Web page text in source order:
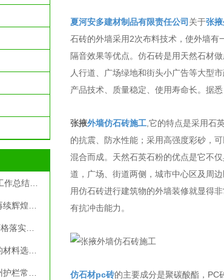
夏河安多建材制品有限责任公司 关于张
石砖的外墙采用2次布料技术，使外墙有
隔音效果等优点。仿石砖是用天然石材
人行道、广场绿地和街头小广告等大型
产品技术、质量稳定、使用寿命长。据
张掖外墙仿石砖施工 ,它的特点是采用石
的抗震、防水性能；采用高强度彩砂，
混合而成。天然石英石粉的优点是它不
道，广场、街道两侧，城市中心区及周
用仿石砖进行建筑物的外墙装修就显得
有抗冲击能力。
仿石材pc砖的主要成分是聚碳酸酯，PC